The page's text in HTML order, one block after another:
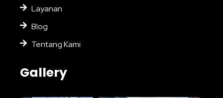
Layanan
Blog
Tentang Kami
Gallery